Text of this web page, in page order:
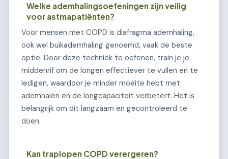
Welke ademhalingsoefeningen zijn veilig
voor astmapatiënten?
Voor mensen met COPD is diafragma ademhaling,
ook wel buikademhaling genoemd, vaak de beste
optie. Door deze techniek te oefenen, train je je
middenrif om de longen effectiever te vullen en te
ledigen, waardoor je minder moeite hebt met
ademhalen en de longcapaciteit verbetert. Het is
belangrijk om dit langzaam en gecontroleerd te
doen.
Kan traplopen COPD verergeren?